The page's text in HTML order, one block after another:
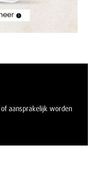
aansprakelijk worden